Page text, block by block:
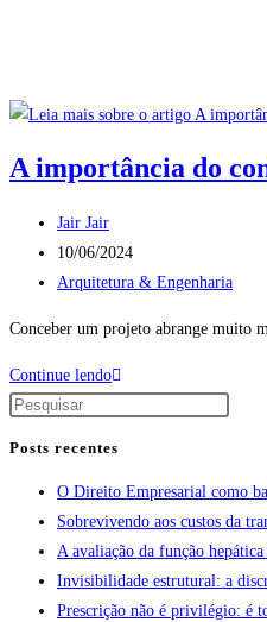
conteúdo
A importância do
Autor
do
post:
Jair Jair
Post
publicado:
10/06/2024
Categoria
Arquitetura & Engenharia
Conceber um projeto abrange muito
Continue lendoA
ambiental
no
ambiente
de
trabalho
Posts recentes
O Direito Empresarial como
Sobrevivendo aos custos da
A avaliação da função
Invisibilidade estrutural: a
Prescrição não é privilégio: é